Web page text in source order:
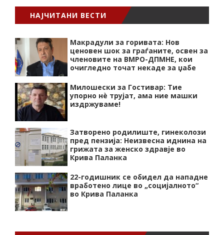
НАЈЧИТАНИ ВЕСТИ
Макрадули за горивата: Нов
ценовен шок за граѓаните, освен за
членовите на ВМРО-ДПМНЕ, кои
очигледно точат некаде за џабе
Милошески за Гостивар: Тие
упорно нѐ трујат, ама ние машки
издржуваме!
Затворено родилиште, гинеколози
пред пензија: Неизвесна иднина на
грижата за женско здравје во
Крива Паланка
22-годишник се обидел да нападне
вработено лице во „социјалното“
во Крива Паланка